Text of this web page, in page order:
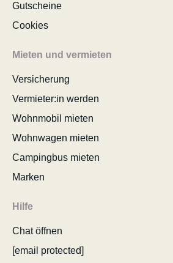
Gutscheine
Cookies
Mieten und vermieten
Versicherung
Vermieter:in werden
Wohnmobil mieten
Wohnwagen mieten
Campingbus mieten
Marken
Hilfe
Chat öffnen
[email protected]